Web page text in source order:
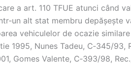
a art. 110 TFUE atunci când
alt stat membru depășește
vehiculelor de ocazie
1995, Nunes Tadeu, C‑345/93,
Gomes Valente, C‑393/98,